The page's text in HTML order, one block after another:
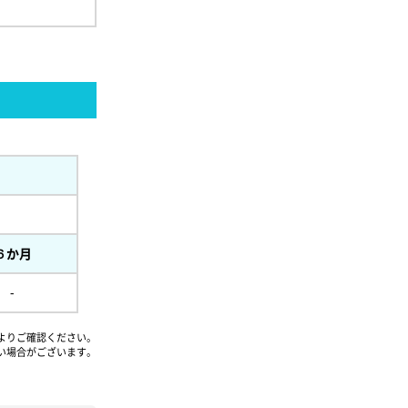
か月
-
ご確認ください。
合がございます。